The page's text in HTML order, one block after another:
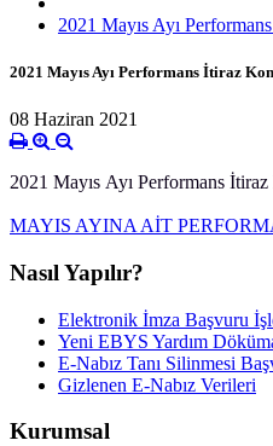
2021 Mayıs Ayı
2021 Mayıs Ayı Performans İtiraz
08 Haziran 2021
2021 Mayıs Ayı Performans
MAYIS AYINA AİT
Nasıl Yapılır?
Elektronik İmza Başvuru
Yeni EBYS Yardım
E-Nabız Tanı Silinmesi
Gizlenen E-Nabız Verileri
Kurumsal